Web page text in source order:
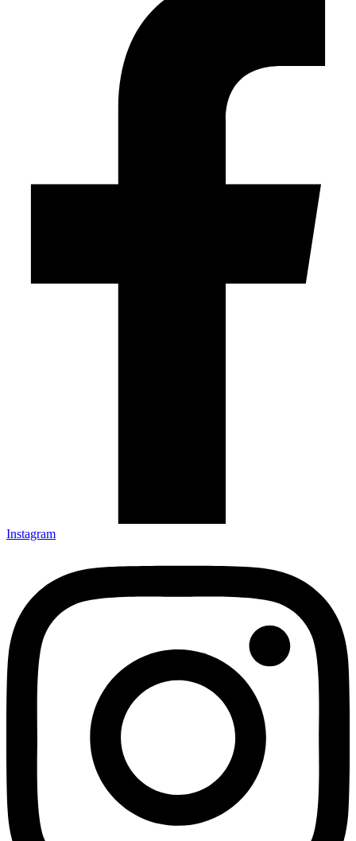
Instagram